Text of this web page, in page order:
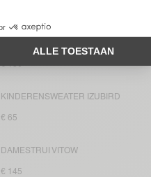
DAMESBROEK PADOW
€ 130
KINDERENSWEATER IZUBIRD
€ 65
DAMESTRUI VITOW
€ 145